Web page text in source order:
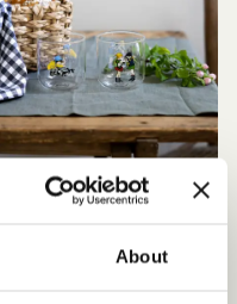
About
Bullerbyn - 2-pack